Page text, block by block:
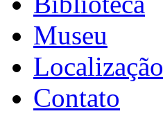
Museu
Localização
Contato